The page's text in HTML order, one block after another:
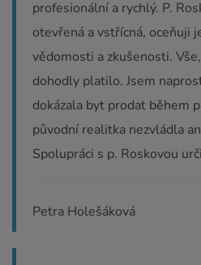
profesionální a rychlý. P.
otevřená a vstřícná, oceňuji
vědomosti a zkušenosti.
dohodly platilo. Jsem
dokázala byt prodat během
původní realitka nezvládla
Spolupráci s p. Roskovou
Petra Holešáková